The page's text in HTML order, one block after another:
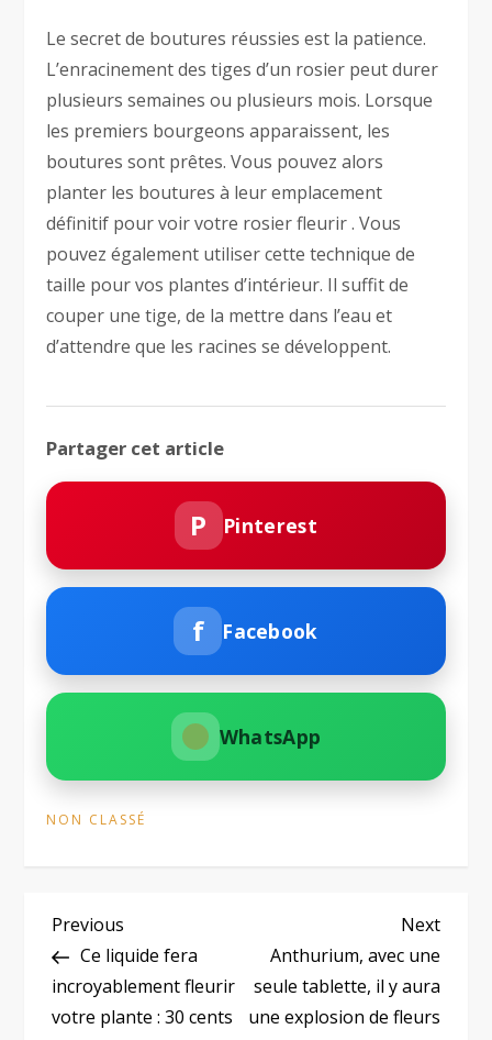
Le secret de boutures réussies est la patience.
L’enracinement des tiges d’un rosier peut durer
plusieurs semaines ou plusieurs mois. Lorsque
les premiers bourgeons apparaissent, les
boutures sont prêtes. Vous pouvez alors
planter les boutures à leur emplacement
définitif pour voir votre rosier fleurir . Vous
pouvez également utiliser cette technique de
taille pour vos plantes d’intérieur. Il suffit de
couper une tige, de la mettre dans l’eau et
d’attendre que les racines se développent.
Partager cet article
P Pinterest
f Facebook
WhatsApp
NON CLASSÉ
N
a
Previous
Post
Previous
Ce liquide fera
incroyablement fleurir
votre plante : 30 cents
Next
Post
Next
Anthurium, avec une
seule tablette, il y aura
une explosion de fleurs